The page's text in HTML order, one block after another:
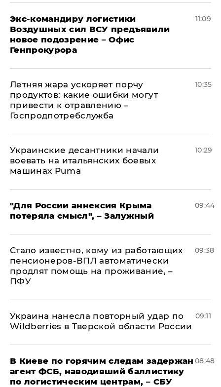
Экс-командиру логистики
Воздушных сил ВСУ предъявили
новое подозрение – Офис
Генпрокурора
11:09
Летняя жара ускоряет порчу
продуктов: какие ошибки могут
привести к отравлению –
Госпродпотребслужба
10:35
Украинские десантники начали
воевать на итальянских боевых
машинах Puma
10:29
"Для России аннексия Крыма
потеряла смысл", – Залужный
09:44
Стало известно, кому из работающих
пенсионеров-ВПЛ автоматически
продлят помощь на проживание, –
ПФУ
09:38
Украина нанесла повторный удар по
Wildberries в Тверской области России
09:11
В Киеве по горячим следам задержан
агент ФСБ, наводивший баллистику
по логистическим центрам, – СБУ
08:48